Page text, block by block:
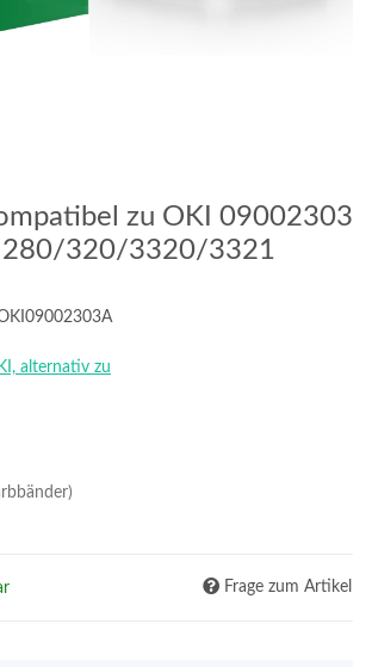
zu OKI 09002303
280/320/3320/3321
alternativ zu
Frage zum Artikel